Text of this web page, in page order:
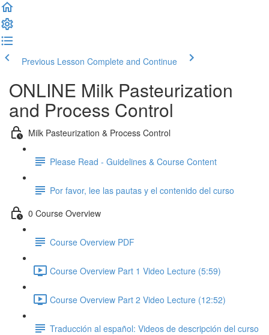
Previous Lesson Complete and Continue
ONLINE Milk Pasteurization
and Process Control
Milk Pasteurization & Process Control
Please Read - Guidelines & Course Content
Por favor, lee las pautas y el contenido del curso
0 Course Overview
Course Overview PDF
Course Overview Part 1 Video Lecture (5:59)
Course Overview Part 2 Video Lecture (12:52)
Traducción al español: Videos de descripción del curso